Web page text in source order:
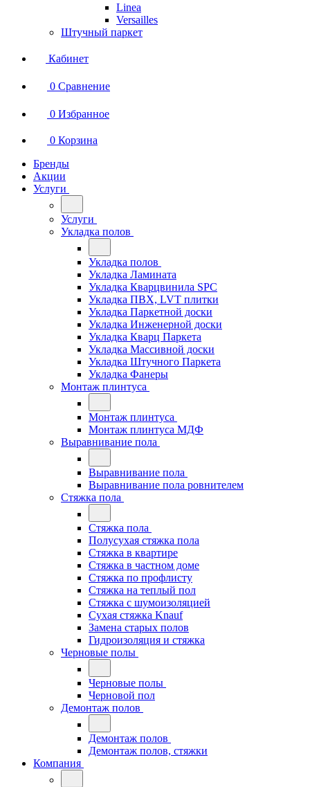
Linea
Versailles
Штучный паркет
Кабинет
0 Сравнение
0 Избранное
0 Корзина
Бренды
Акции
Услуги
Услуги
Укладка полов
Укладка полов
Укладка Ламината
Укладка Кварцвинила SPC
Укладка ПВХ, LVT плитки
Укладка Паркетной доски
Укладка Инженерной доски
Укладка Кварц Паркета
Укладка Массивной доски
Укладка Штучного Паркета
Укладка Фанеры
Монтаж плинтуса
Монтаж плинтуса
Монтаж плинтуса МДФ
Выравнивание пола
Выравнивание пола
Выравнивание пола ровнителем
Стяжка пола
Стяжка пола
Полусухая стяжка пола
Стяжка в квартире
Стяжка в частном доме
Стяжка по профлисту
Стяжка на теплый пол
Стяжка с шумоизоляцией
Сухая стяжка Knauf
Замена старых полов
Гидроизоляция и стяжка
Черновые полы
Черновые полы
Черновой пол
Демонтаж полов
Демонтаж полов
Демонтаж полов, стяжки
Компания